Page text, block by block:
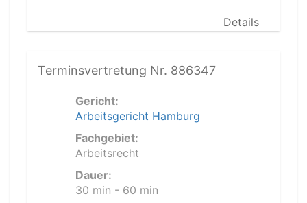
Details
Terminsvertretung Nr. 886347
Gericht:
Arbeitsgericht Hamburg
Fachgebiet:
Arbeitsrecht
Dauer:
30 min - 60 min